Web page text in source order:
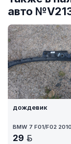
авто
дождевик
BMW 7 F01/F02 2010
29